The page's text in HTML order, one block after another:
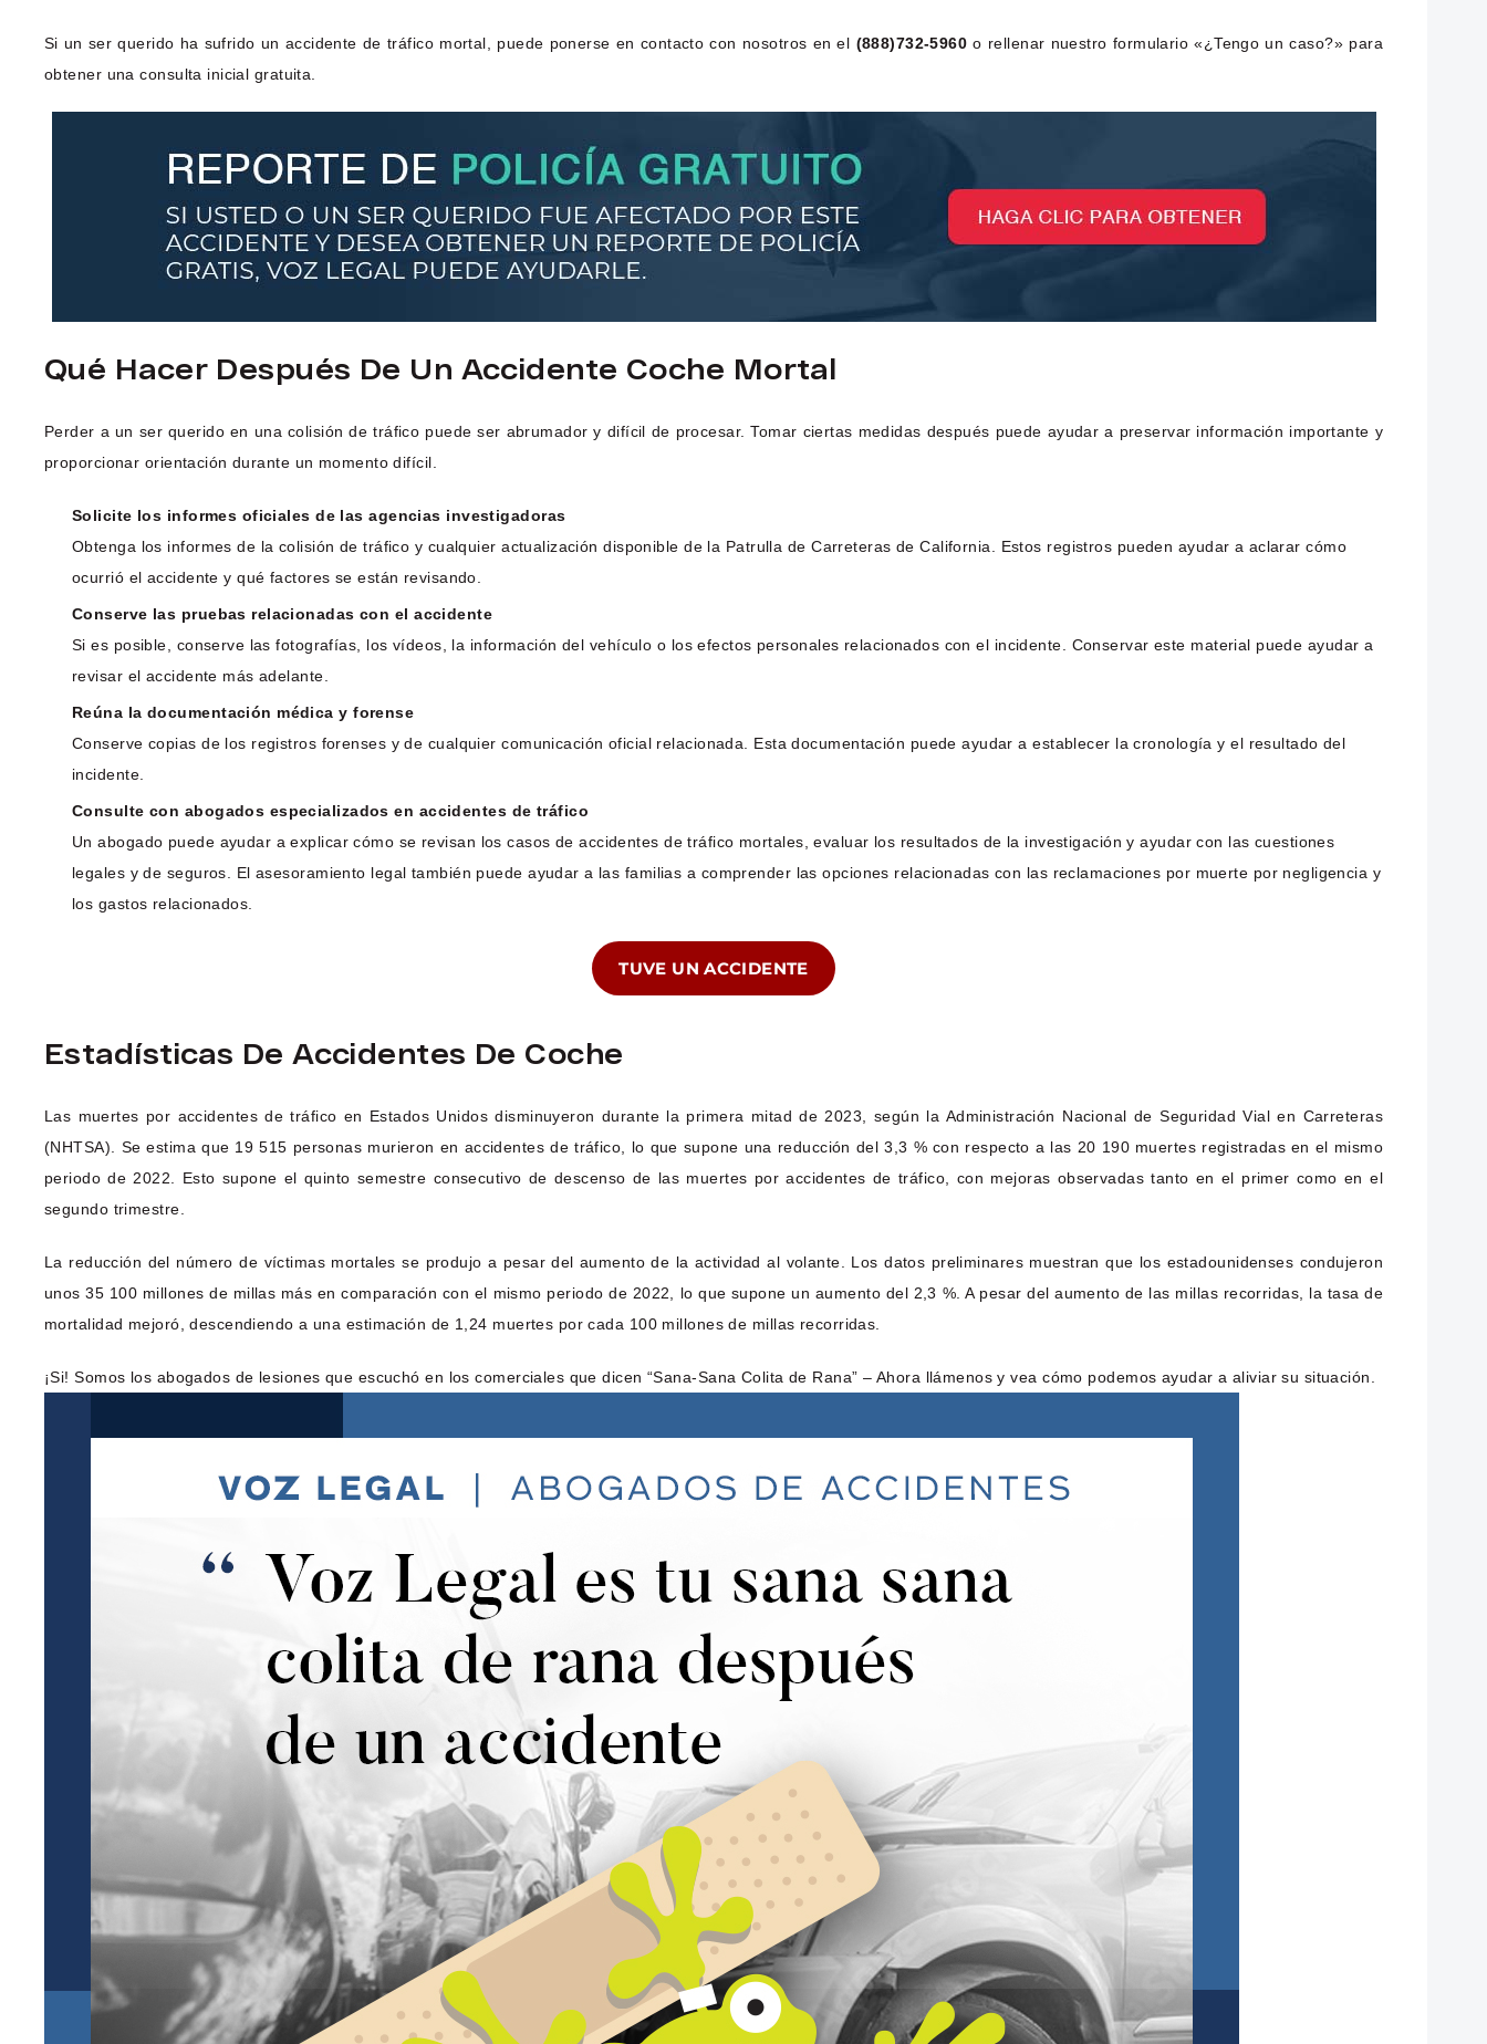
Si un ser querido ha sufrido un accidente de tráfico mortal, puede ponerse en contacto con nosotros en el (888)732-5960 o rellenar nuestro formulario «¿Tengo un caso?» para
obtener una consulta inicial gratuita.
Qué Hacer Después De Un Accidente Coche Mortal
Perder a un ser querido en una colisión de tráfico puede ser abrumador y difícil de procesar. Tomar ciertas medidas después puede ayudar a preservar información importante y
proporcionar orientación durante un momento difícil.
Solicite los informes oficiales de las agencias investigadoras
Obtenga los informes de la colisión de tráfico y cualquier actualización disponible de la Patrulla de Carreteras de California. Estos registros pueden ayudar a aclarar cómo
ocurrió el accidente y qué factores se están revisando.
Conserve las pruebas relacionadas con el accidente
Si es posible, conserve las fotografías, los vídeos, la información del vehículo o los efectos personales relacionados con el incidente. Conservar este material puede ayudar a
revisar el accidente más adelante.
Reúna la documentación médica y forense
Conserve copias de los registros forenses y de cualquier comunicación oficial relacionada. Esta documentación puede ayudar a establecer la cronología y el resultado del
incidente.
Consulte con abogados especializados en accidentes de tráfico
Un abogado puede ayudar a explicar cómo se revisan los casos de accidentes de tráfico mortales, evaluar los resultados de la investigación y ayudar con las cuestiones
legales y de seguros. El asesoramiento legal también puede ayudar a las familias a comprender las opciones relacionadas con las reclamaciones por muerte por negligencia y
los gastos relacionados.
TUVE UN ACCIDENTE
Estadísticas De Accidentes De Coche
Las muertes por accidentes de tráfico en Estados Unidos disminuyeron durante la primera mitad de 2023, según la Administración Nacional de Seguridad Vial en Carreteras
(NHTSA). Se estima que 19 515 personas murieron en accidentes de tráfico, lo que supone una reducción del 3,3 % con respecto a las 20 190 muertes registradas en el mismo
periodo de 2022. Esto supone el quinto semestre consecutivo de descenso de las muertes por accidentes de tráfico, con mejoras observadas tanto en el primer como en el
segundo trimestre.
La reducción del número de víctimas mortales se produjo a pesar del aumento de la actividad al volante. Los datos preliminares muestran que los estadounidenses condujeron
unos 35 100 millones de millas más en comparación con el mismo periodo de 2022, lo que supone un aumento del 2,3 %. A pesar del aumento de las millas recorridas, la tasa de
mortalidad mejoró, descendiendo a una estimación de 1,24 muertes por cada 100 millones de millas recorridas.
¡Si! Somos los abogados de lesiones que escuchó en los comerciales que dicen “Sana-Sana Colita de Rana” – Ahora llámenos y vea cómo podemos ayudar a aliviar su situación.